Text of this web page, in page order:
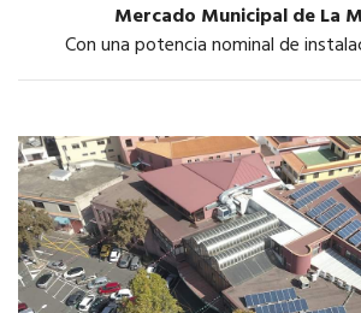
Mercado Municipal de La
Con una potencia nominal de